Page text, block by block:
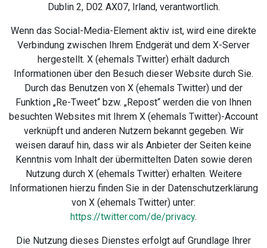
Dublin 2, D02 AX07, Irland, verantwortlich.
Wenn das Social-Media-Element aktiv ist, wird eine direkte
Verbindung zwischen Ihrem Endgerät und dem X-Server
hergestellt. X (ehemals Twitter) erhält dadurch
Informationen über den Besuch dieser Website durch Sie.
Durch das Benutzen von X (ehemals Twitter) und der
Funktion „Re-Tweet“ bzw. „Repost“ werden die von Ihnen
besuchten Websites mit Ihrem X (ehemals Twitter)-Account
verknüpft und anderen Nutzern bekannt gegeben. Wir
weisen darauf hin, dass wir als Anbieter der Seiten keine
Kenntnis vom Inhalt der übermittelten Daten sowie deren
Nutzung durch X (ehemals Twitter) erhalten. Weitere
Informationen hierzu finden Sie in der Datenschutzerklärung
von X (ehemals Twitter) unter:
https://twitter.com/de/privacy.
Die Nutzung dieses Dienstes erfolgt auf Grundlage Ihrer